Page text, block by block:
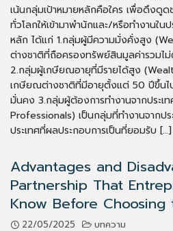
เน้นกลุ่มเป้าหมายหลักคือใคร เพื่อดึงดู
ทั่วโลกให้เข้ามาพำนักและ/หรือทำงานใน
หลัก ได้แก่ 1.กลุ่มผู้มีความมั่งคั่งสูง
ต่างชาติที่ถือครองทรัพย์สินมูลค่ารวมไม่
2.กลุ่มผู้เกษียณอายุที่มีรายได้สูง
เกษียณต่างชาติที่มีอายุตั้งแต่ 50 ปีขึ้นไ
มั่นคง 3.กลุ่มผู้ต้องการทำงานจากประ
Professionals) เป็นกลุ่มที่ทำงานจากปร
ประเทศที่ผลประกอบการเป็นที่ยอมรับ […]
Advantages and
Partnership That
Know Before
22/05/2025 บทความ